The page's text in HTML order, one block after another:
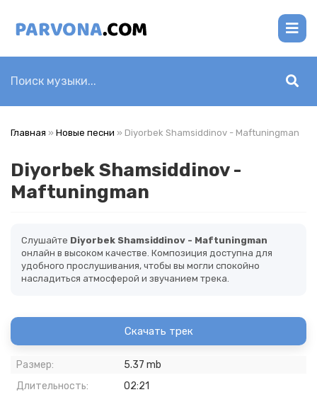
Главная » Новые песни » Diyorbek Shamsiddinov - Maftuningman
Diyorbek Shamsiddinov -
Maftuningman
Слушайте Diyorbek Shamsiddinov - Maftuningman
онлайн в высоком качестве. Композиция доступна для
удобного прослушивания, чтобы вы могли спокойно
насладиться атмосферой и звучанием трека.
Скачать трек
Размер:
5.37 mb
Длительность:
02:21